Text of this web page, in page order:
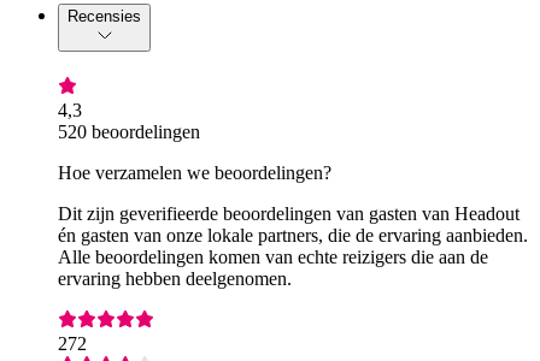
Recensies
4,3
520 beoordelingen
Hoe verzamelen we beoordelingen?
Dit zijn geverifieerde beoordelingen van gasten van Headout
én gasten van onze lokale partners, die de ervaring aanbieden.
Alle beoordelingen komen van echte reizigers die aan de
ervaring hebben deelgenomen.
272